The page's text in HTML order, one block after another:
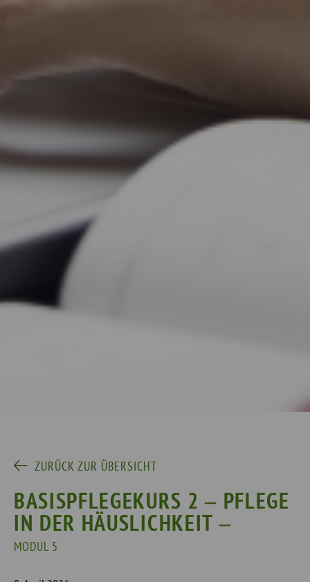
ZURÜCK ZUR ÜBERSICHT
BASISPFLEGEKURS 2 ‒ PFLEGE
IN DER HÄUSLICHKEIT ‒
MODUL 5